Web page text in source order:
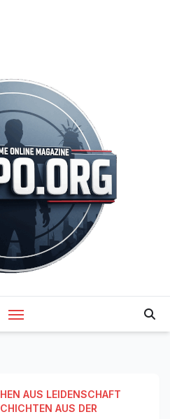
AUS LEIDENSCHAFT
AUS DER